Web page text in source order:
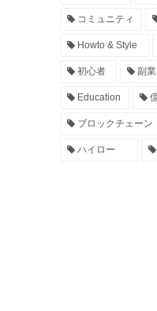
コミュニティ
Howto & Style
初心者 副業
Education
ブロックチェーン
ハイロー